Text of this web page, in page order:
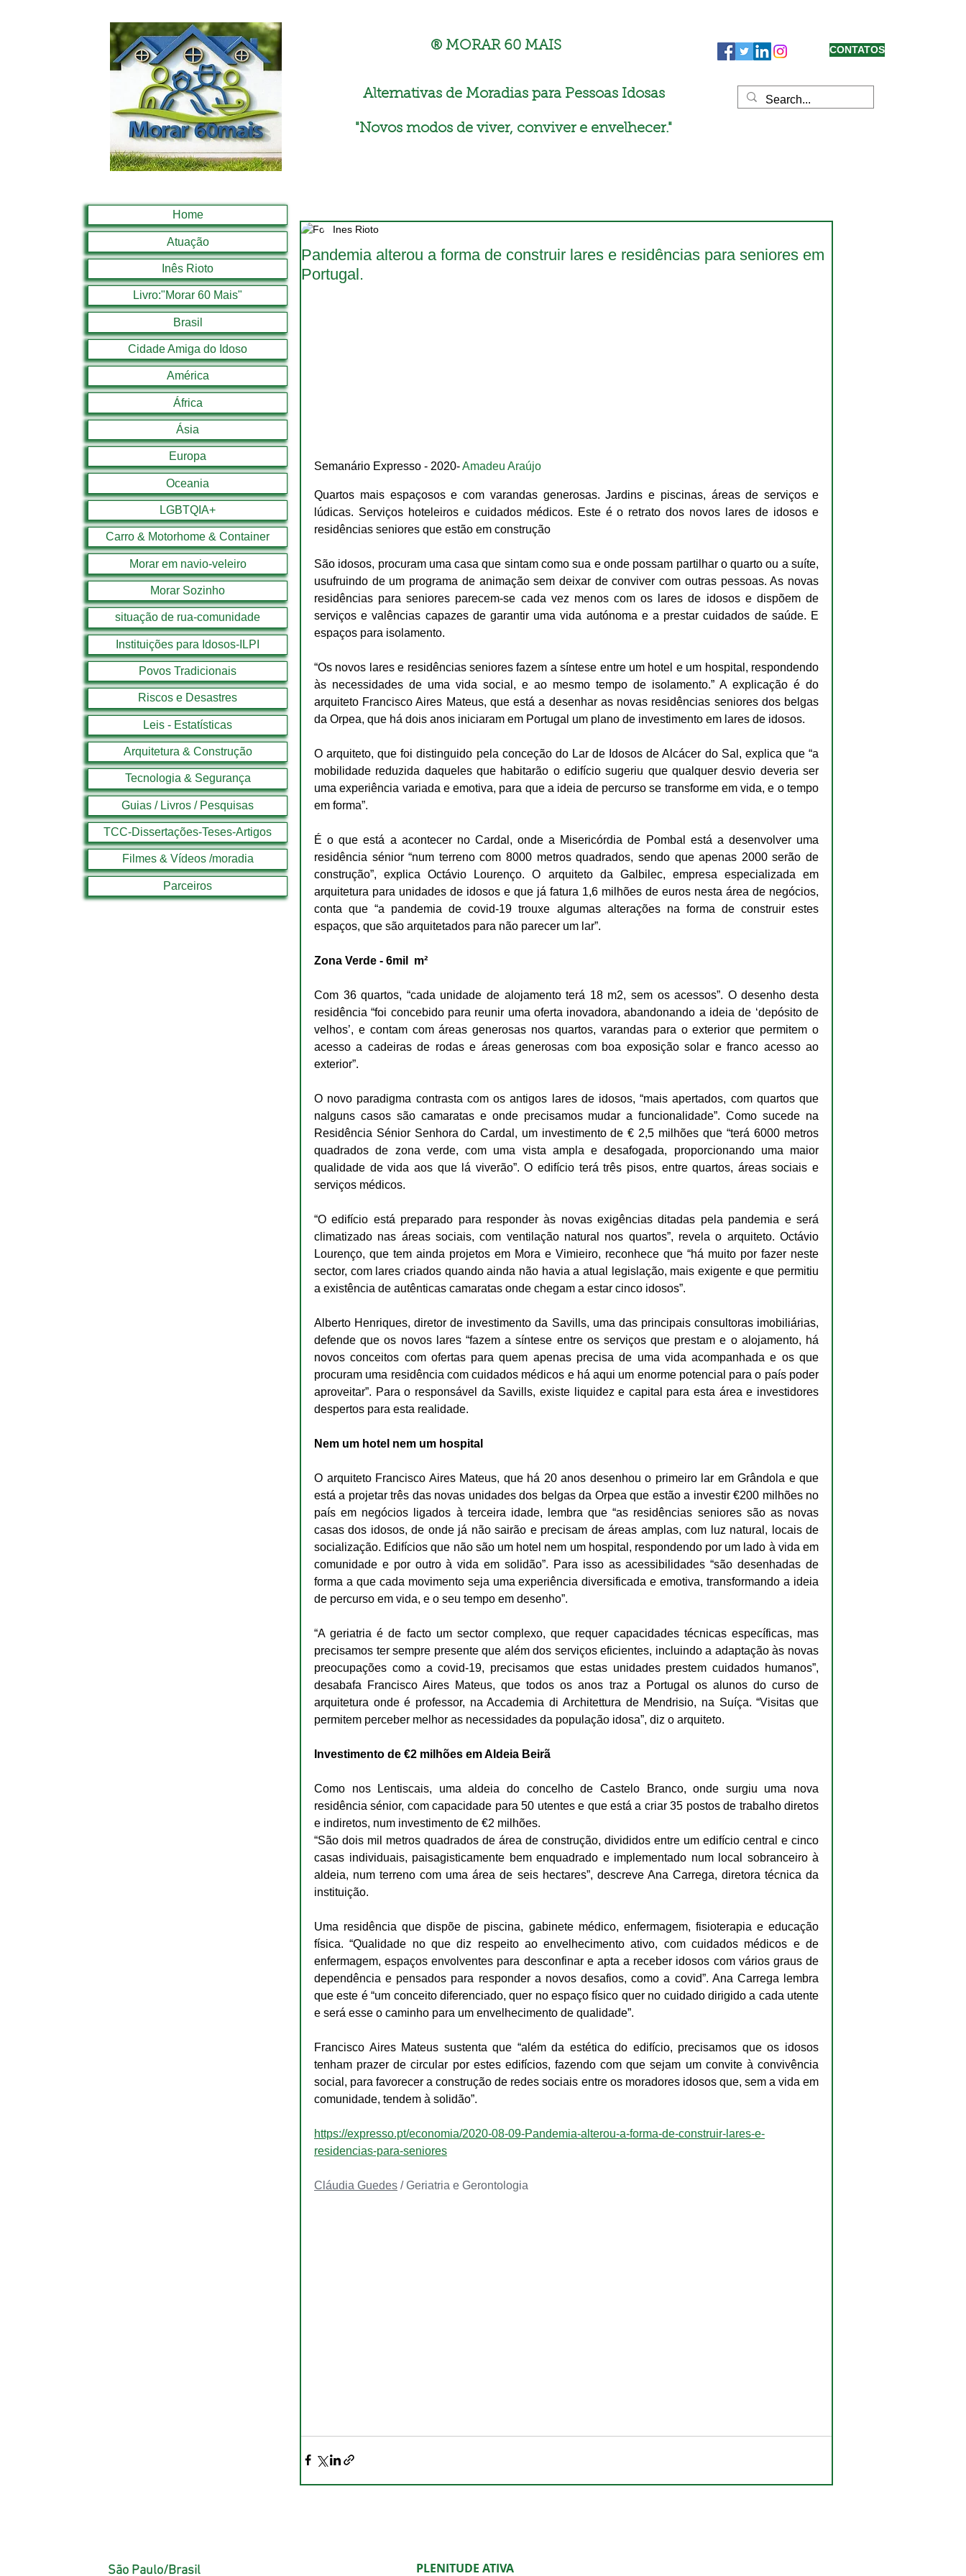
® MORAR 60 MAIS
Alternativas de Moradias para Pessoas Idosas
"Novos modos de viver, conviver e envelhecer."
CONTATOS
Pandemia alterou a forma de construir lares e residências para seniores em
Portugal.
Ines Rioto
Semanário Expresso - 2020- Amadeu Araújo
Quartos mais espaçosos e com varandas generosas. Jardins e piscinas, áreas de serviços e
lúdicas. Serviços hoteleiros e cuidados médicos. Este é o retrato dos novos lares de idosos e
residências seniores que estão em construção
São idosos, procuram uma casa que sintam como sua e onde possam partilhar o quarto ou a suíte,
usufruindo de um programa de animação sem deixar de conviver com outras pessoas. As novas
residências para seniores parecem-se cada vez menos com os lares de idosos e dispõem de
serviços e valências capazes de garantir uma vida autónoma e a prestar cuidados de saúde. E
espaços para isolamento.
“Os novos lares e residências seniores fazem a síntese entre um hotel e um hospital, respondendo
às necessidades de uma vida social, e ao mesmo tempo de isolamento.” A explicação é do
arquiteto Francisco Aires Mateus, que está a desenhar as novas residências seniores dos belgas
da Orpea, que há dois anos iniciaram em Portugal um plano de investimento em lares de idosos.
O arquiteto, que foi distinguido pela conceção do Lar de Idosos de Alcácer do Sal, explica que “a
mobilidade reduzida daqueles que habitarão o edifício sugeriu que qualquer desvio deveria ser
uma experiência variada e emotiva, para que a ideia de percurso se transforme em vida, e o tempo
em forma”.
É o que está a acontecer no Cardal, onde a Misericórdia de Pombal está a desenvolver uma
residência sénior “num terreno com 8000 metros quadrados, sendo que apenas 2000 serão de
construção”, explica Octávio Lourenço. O arquiteto da Galbilec, empresa especializada em
arquitetura para unidades de idosos e que já fatura 1,6 milhões de euros nesta área de negócios,
conta que “a pandemia de covid-19 trouxe algumas alterações na forma de construir estes
espaços, que são arquitetados para não parecer um lar”.
Zona Verde - 6mil  m²
Com 36 quartos, “cada unidade de alojamento terá 18 m2, sem os acessos”. O desenho desta
residência “foi concebido para reunir uma oferta inovadora, abandonando a ideia de ‘depósito de
velhos’, e contam com áreas generosas nos quartos, varandas para o exterior que permitem o
acesso a cadeiras de rodas e áreas generosas com boa exposição solar e franco acesso ao
exterior”.
O novo paradigma contrasta com os antigos lares de idosos, “mais apertados, com quartos que
nalguns casos são camaratas e onde precisamos mudar a funcionalidade”. Como sucede na
Residência Sénior Senhora do Cardal, um investimento de € 2,5 milhões que “terá 6000 metros
quadrados de zona verde, com uma vista ampla e desafogada, proporcionando uma maior
qualidade de vida aos que lá viverão”. O edifício terá três pisos, entre quartos, áreas sociais e
serviços médicos.
“O edifício está preparado para responder às novas exigências ditadas pela pandemia e será
climatizado nas áreas sociais, com ventilação natural nos quartos”, revela o arquiteto. Octávio
Lourenço, que tem ainda projetos em Mora e Vimieiro, reconhece que “há muito por fazer neste
sector, com lares criados quando ainda não havia a atual legislação, mais exigente e que permitiu
a existência de autênticas camaratas onde chegam a estar cinco idosos”.
Alberto Henriques, diretor de investimento da Savills, uma das principais consultoras imobiliárias,
defende que os novos lares “fazem a síntese entre os serviços que prestam e o alojamento, há
novos conceitos com ofertas para quem apenas precisa de uma vida acompanhada e os que
procuram uma residência com cuidados médicos e há aqui um enorme potencial para o país poder
aproveitar”. Para o responsável da Savills, existe liquidez e capital para esta área e investidores
despertos para esta realidade.
Nem um hotel nem um hospital
O arquiteto Francisco Aires Mateus, que há 20 anos desenhou o primeiro lar em Grândola e que
está a projetar três das novas unidades dos belgas da Orpea que estão a investir €200 milhões no
país em negócios ligados à terceira idade, lembra que “as residências seniores são as novas
casas dos idosos, de onde já não sairão e precisam de áreas amplas, com luz natural, locais de
socialização. Edifícios que não são um hotel nem um hospital, respondendo por um lado à vida em
comunidade e por outro à vida em solidão”. Para isso as acessibilidades “são desenhadas de
forma a que cada movimento seja uma experiência diversificada e emotiva, transformando a ideia
de percurso em vida, e o seu tempo em desenho”.
“A geriatria é de facto um sector complexo, que requer capacidades técnicas específicas, mas
precisamos ter sempre presente que além dos serviços eficientes, incluindo a adaptação às novas
preocupações como a covid-19, precisamos que estas unidades prestem cuidados humanos”,
desabafa Francisco Aires Mateus, que todos os anos traz a Portugal os alunos do curso de
arquitetura onde é professor, na Accademia di Architettura de Mendrisio, na Suíça. “Visitas que
permitem perceber melhor as necessidades da população idosa”, diz o arquiteto.
Investimento de €2 milhões em Aldeia Beirã
Como nos Lentiscais, uma aldeia do concelho de Castelo Branco, onde surgiu uma nova
residência sénior, com capacidade para 50 utentes e que está a criar 35 postos de trabalho diretos
e indiretos, num investimento de €2 milhões.
“São dois mil metros quadrados de área de construção, divididos entre um edifício central e cinco
casas individuais, paisagisticamente bem enquadrado e implementado num local sobranceiro à
aldeia, num terreno com uma área de seis hectares”, descreve Ana Carrega, diretora técnica da
instituição.
Uma residência que dispõe de piscina, gabinete médico, enfermagem, fisioterapia e educação
física. “Qualidade no que diz respeito ao envelhecimento ativo, com cuidados médicos e de
enfermagem, espaços envolventes para desconfinar e apta a receber idosos com vários graus de
dependência e pensados para responder a novos desafios, como a covid”. Ana Carrega lembra
que este é “um conceito diferenciado, quer no espaço físico quer no cuidado dirigido a cada utente
e será esse o caminho para um envelhecimento de qualidade”.
Francisco Aires Mateus sustenta que “além da estética do edifício, precisamos que os idosos
tenham prazer de circular por estes edifícios, fazendo com que sejam um convite à convivência
social, para favorecer a construção de redes sociais entre os moradores idosos que, sem a vida em
comunidade, tendem à solidão”.
https://expresso.pt/economia/2020-08-09-Pandemia-alterou-a-forma-de-construir-lares-e-
residencias-para-seniores
Cláudia Guedes ‎ / Geriatria e Gerontologia
Home
Atuação
Inês Rioto
Livro:"Morar 60 Mais"
Brasil
Cidade Amiga do Idoso
América
África
Ásia
Europa
Oceania
LGBTQIA+
Carro & Motorhome & Container
Morar em navio-veleiro
Morar Sozinho
situação de rua-comunidade
Instituições para Idosos-ILPI
Povos Tradicionais
Riscos e Desastres
Leis - Estatísticas
Arquitetura & Construção
Tecnologia & Segurança
Guias / Livros / Pesquisas
TCC-Dissertações-Teses-Artigos
Filmes & Vídeos /moradia
Parceiros
São Paulo/Brasil PLENITUDE ATIVA